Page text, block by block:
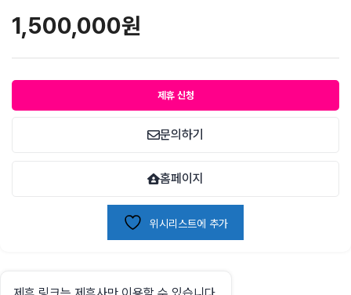
1,500,000원
제휴 신청
문의하기
홈페이지
위시리스트에 추가